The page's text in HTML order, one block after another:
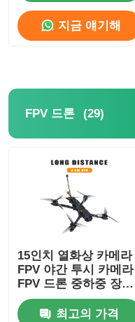
지금 얘기해
FPV 드론 (29)
15인치 열화상 카메라
FPV 야간 투시 카메라
FPV 드론 중하중 장시
간 비행 RC FPV 취미
용
최고의 가격